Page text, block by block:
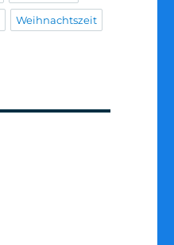
Weihnachtszeit